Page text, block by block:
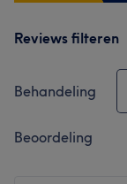
Reviews filteren
Behandeling
Beoordeling